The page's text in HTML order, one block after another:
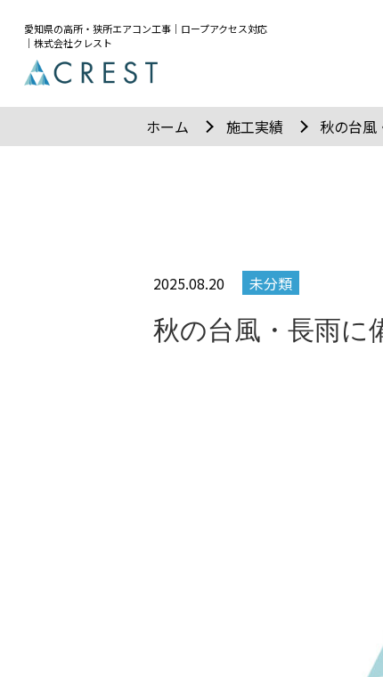
愛知県の高所・狭所エアコン工事｜ロープアクセス対応
｜株式会社クレスト
ホーム 施工実績 秋の台風
2025.08.20 未分類
秋の台風・長雨に